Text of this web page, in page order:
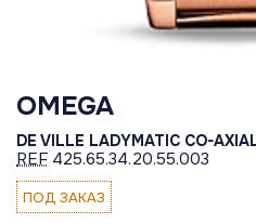
OMEGA
DE VILLE LADYMATIC CO-
REF 425.65.34.20.55.003
ПОД ЗАКАЗ